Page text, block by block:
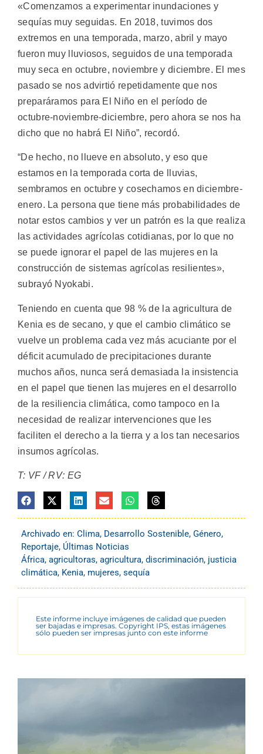
«Comenzamos a experimentar inundaciones y
sequías muy seguidas. En 2018, tuvimos dos
extremos en una temporada, marzo, abril y mayo
fueron muy lluviosos, seguidos de una temporada
muy seca en octubre, noviembre y diciembre. El mes
pasado se nos advirtió repetidamente que nos
preparáramos para El Niño en el período de
octubre-noviembre-diciembre, pero ahora se nos ha
dicho que no habrá El Niño”, recordó.
“De hecho, no llueve en absoluto, y eso que
estamos en la temporada corta de lluvias,
sembramos en octubre y cosechamos en diciembre-
enero. La persona que tiene más probabilidades de
notar estos cambios y ver un patrón es la que realiza
las actividades agrícolas cotidianas, por lo que no
se puede ignorar el papel de las mujeres en la
construcción de sistemas agrícolas resilientes»,
subrayó Nyokabi.
Teniendo en cuenta que 98 % de la agricultura de
Kenia es de secano, y que el cambio climático se
vuelve un problema cada vez más acuciante por el
déficit acumulado de precipitaciones durante
muchos años, nunca será demasiada la insistencia
en el papel que tienen las mujeres en el desarrollo
de la resiliencia climática, como tampoco en la
necesidad de realizar intervenciones que les
faciliten el derecho a la tierra y a los tan necesarios
insumos agrícolas.
T: VF / RV: EG
Archivado en: Clima, Desarrollo Sostenible, Género,
Reportaje, Últimas Noticias
África, agricultoras, agricultura, discriminación, justicia
climática, Kenia, mujeres, sequía
Este informe incluye imágenes de calidad que pueden
ser bajadas e impresas. Copyright IPS, estas imágenes
sólo pueden ser impresas junto con este informe